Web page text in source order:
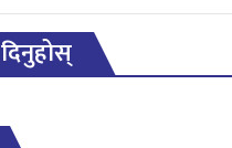
दिनुहोस्